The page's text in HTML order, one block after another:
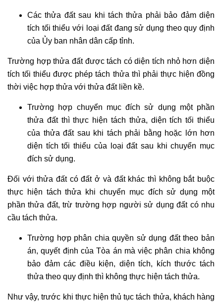
Các thửa đất sau khi tách thửa phải bảo đảm diện
tích tối thiểu với loại đất đang sử dụng theo quy định
của Ủy ban nhân dân cấp tỉnh.
Trường hợp thửa đất được tách có diện tích nhỏ hơn diện
tích tối thiểu được phép tách thửa thì phải thực hiện đồng
thời việc hợp thửa với thửa đất liền kề.
Trường hợp chuyển mục đích sử dụng một phần
thửa đất thì thực hiện tách thửa, diện tích tối thiểu
của thửa đất sau khi tách phải bằng hoặc lớn hơn
diện tích tối thiểu của loại đất sau khi chuyển mục
đích sử dụng.
Đối với thửa đất có đất ở và đất khác thì không bắt buộc
thực hiện tách thửa khi chuyển mục đích sử dụng một
phần thửa đất, trừ trường hợp người sử dụng đất có nhu
cầu tách thửa.
Trường hợp phân chia quyền sử dụng đất theo bản
án, quyết định của Tòa án mà việc phân chia không
bảo đảm các điều kiện, diện tích, kích thước tách
thửa theo quy định thì không thực hiện tách thửa.
Như vậy, trước khi thực hiện thủ tục tách thửa, khách hàng